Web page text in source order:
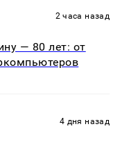
2 часа назад
— 80 лет: от
4 дня назад